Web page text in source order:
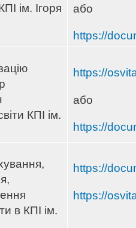
ім. Ігоря
або
https://
КПІ ім.
https://
або
https://
в КПІ ім.
https://
https://